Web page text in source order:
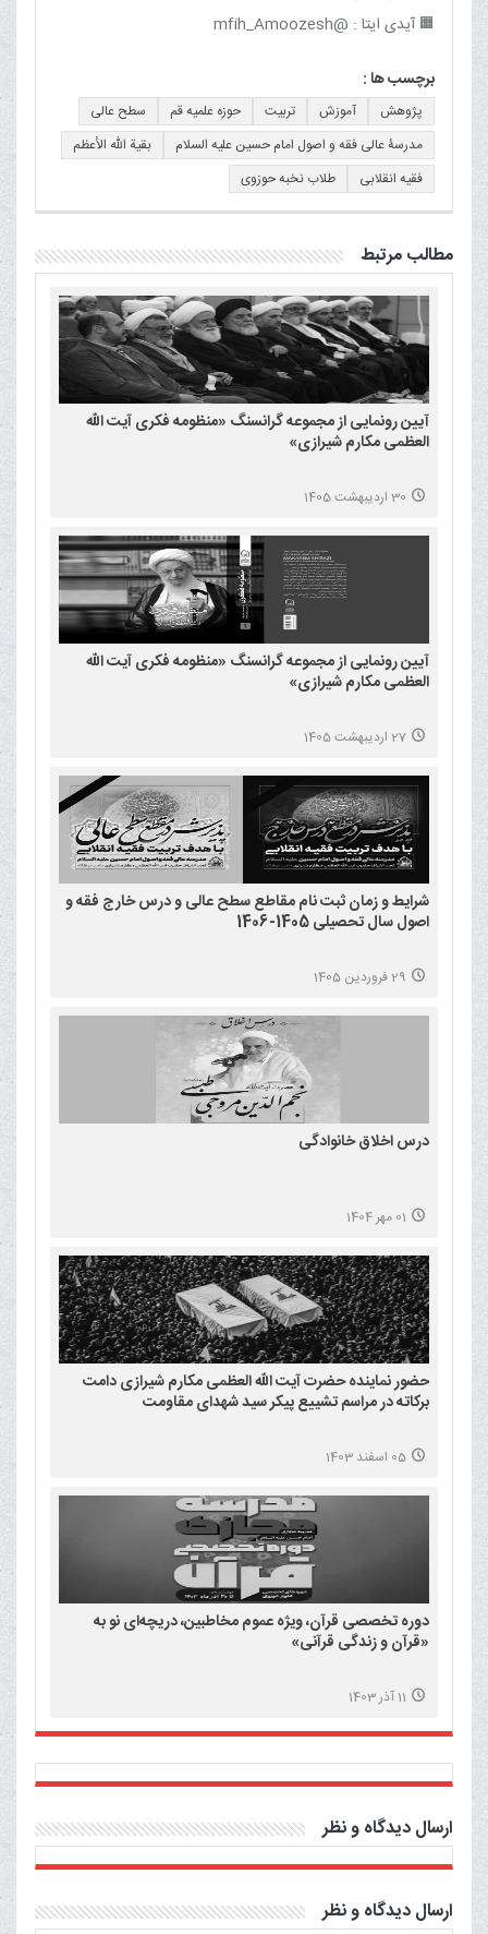
🟧 آیدی ایتا : @mfih_Amoozesh
برچسب ها :
پژوهش آموزش تربیت حوزه علمیه قم
سطح عالی
مدرسۀ عالی فقه و اصول امام حسین علیه السلام
بقیة الله الأعظم
فقیه انقلابی
طلاب نخبه حوزوی
مطالب مرتبط
آیین رونمایی از مجموعه گرانسنگ «منظومه فکری آیت الله
العظمی مکارم شیرازی»
30 اردیبهشت 1405
آیین رونمایی از مجموعه گرانسنگ «منظومه فکری آیت الله
العظمی مکارم شیرازی»
27 اردیبهشت 1405
شرایط و زمان ثبت نام مقاطع سطح عالی و درس خارج فقه و
اصول سال تحصیلی 1405-1406
29 فروردین 1405
درس اخلاق خانوادگی
01 مهر 1404
حضور نماینده حضرت آیت الله العظمی مکارم شیرازی دامت
برکاته در مراسم تشییع پیکر سید شهدای مقاومت
05 اسفند 1403
دوره تخصصی قرآن، ویژه عموم مخاطبین، دریچه‌ای نو به
«قرآن و زندگی قرآنی»
11 آذر 1403
ارسال دیدگاه و نظر
ارسال دیدگاه و نظر